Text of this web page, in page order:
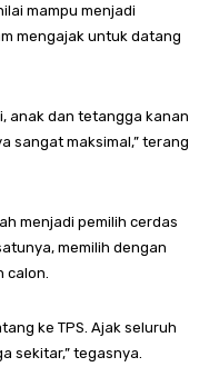
mampu menjadi
mengajak untuk datang
anak dan tetangga kanan
sangat maksimal,” terang
menjadi pemilih cerdas
memilih dengan
calon.
ke TPS. Ajak seluruh
sekitar,” tegasnya.